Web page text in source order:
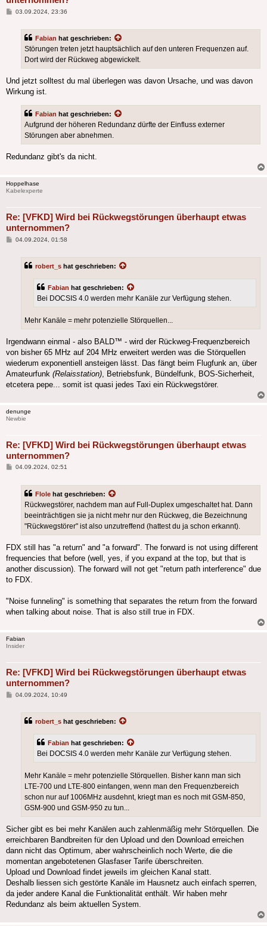
Beitrag
03.09.2024, 23:36
Fabian hat geschrieben:
Störungen treten jetzt hauptsächlich auf den unteren Frequenzen auf.
Dort wird der Rückweg abgewickelt.
Und jetzt solltest du mal überlegen was davon Ursache, und was davon
Wirkung ist.
Fabian hat geschrieben:
Aufgrund der höheren Redundanz dürfte der Einfluss externer
Störungen aber abnehmen.
Redundanz gibt's da nicht.
Hoppelhase
Kabelexperte
Re: [VFKD] Wird bei Rückwegstörungen überhaupt etwas
unternommen?
Beitrag
04.09.2024, 01:58
robert_s hat geschrieben:
Fabian hat geschrieben:
Bei DOCSIS 4.0 werden mehr Kanäle zur Verfügung stehen.
Mehr Kanäle = mehr potenzielle Störquellen...
Irgendwann einmal - also BALD™ - wird der Rückweg-Frequenzbereich
von bisher 65 MHz auf 204 MHz erweitert werden was die Störquellen
wiederum exponentiell ansteigen lässt. Das fängt beim Flugfunk an, über
Amateurfunk (Relaisstation) , Betriebsfunk, Bündelfunk, BOS-Sicherheit,
etcetera pepe... somit ist quasi jedes Taxi ein Rückwegstörer.
denunge
Newbie
Re: [VFKD] Wird bei Rückwegstörungen überhaupt etwas
unternommen?
Beitrag
04.09.2024, 02:51
Flole hat geschrieben:
Rückwegstörer, nachdem man auf Full-Duplex umgeschaltet hat. Dann
beeinträchtigen sie ja nicht mehr nur den Rückweg, die Bezeichnung
"Rückwegstörer" ist also unzutreffend (hattest du ja schon erkannt).
FDX still has "a return" and "a forward". The forward is not using different
frequencies that before (well, yes, if you expand at the top, but that is
another discussion). The forward will not get "return path interference" due
to FDX.
"Noise funneling" is something that separates the return from the forward
when talking about noise. That is also still true in FDX.
Fabian
Insider
Re: [VFKD] Wird bei Rückwegstörungen überhaupt etwas
unternommen?
Beitrag
04.09.2024, 10:49
robert_s hat geschrieben:
Fabian hat geschrieben:
Bei DOCSIS 4.0 werden mehr Kanäle zur Verfügung stehen.
Mehr Kanäle = mehr potenzielle Störquellen. Bisher kann man sich
LTE-700 und LTE-800 einfangen, wenn man den Frequenzbereich
schon nur auf 1006MHz ausdehnt, kriegt man es noch mit GSM-850,
GSM-900 und GSM-950 zu tun...
Sicher gibt es bei mehr Kanälen auch zahlenmäßig mehr Störquellen. Die
erreichbaren Bandbreiten für den Upload und den Download erreichen
dann nicht das Optimum, aber wahrscheinlich noch Werte, die die
momentan angebotetenen Glasfaser Tarife überschreiten.
Upload und Download findet jeweils im gleichen Kanal statt.
Deshalb liessen sich gestörte Kanäle im Hausnetz auch einfach sperren,
da jeder andere Kanal die Funktionalität enthält. Wir haben mehr
Redundanz als beim aktuellen System.